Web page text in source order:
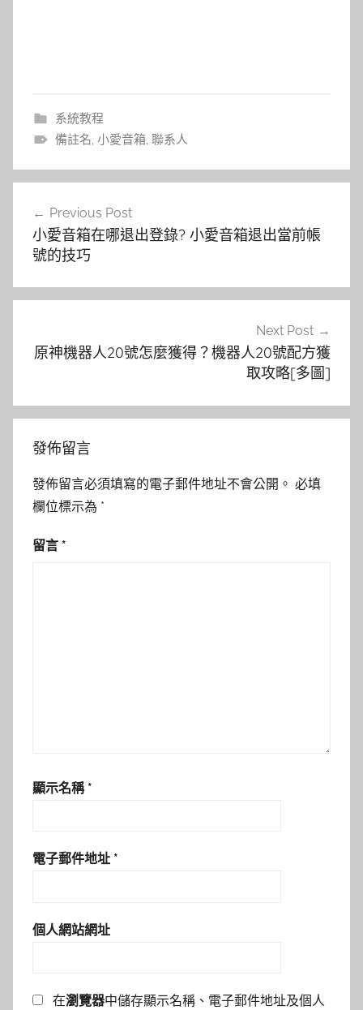
系統教程
備註名 小愛音箱, 聯系人
導
覽
Previous Post
小愛音箱在哪退出登錄? 小愛音箱退出當前帳
號的技巧
Next Post
原神機器人20號怎麼獲得？機器人20號配方獲
取攻略[多圖]
發佈留言
發佈留言必須填寫的電子郵件地址不會公開。 必填
欄位標示為 *
留言 *
顯示名稱 *
電子郵件地址 *
個人網站網址
在瀏覽器中儲存顯示名稱、電子郵件地址及個人